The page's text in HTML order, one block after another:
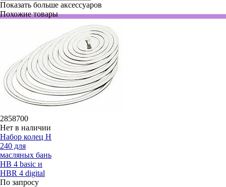
Показать больше аксессуаров
Похожие товары
2858700
Нет в наличии
Набор колец H
240 для
масляных бань
HB 4 basic и
HBR 4 digital
По запросу